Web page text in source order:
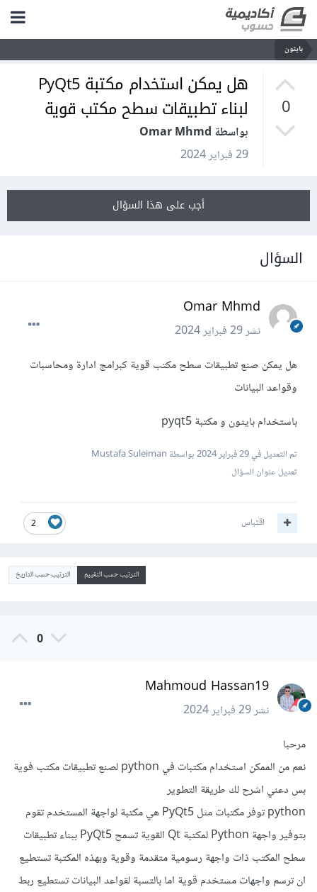
بايثون
0
هل يمكن استخدام مكتبة PyQt5
لبناء تطبيقات سطح مكتب قوية
بواسطة Omar Mhmd
29 فبراير 2024
أجب على هذا السؤال
السؤال
Omar Mhmd
نشر29 فبراير 2024
هل يمكن صنع تطبيقات سطح مكتب قوية كبرامج ادارة ومحاسبات
وقواعد البيانات
باستخدام بايثون و مكتبة pyqt5
تم التعديل في29 فبراير 2024
بواسطة Mustafa Suleiman
تعديل عنوان السؤال
2 اقتباس
الترتيب حسب التقييم الترتيب حسب التاريخ
0
Mahmoud Hassan19
نشر29 فبراير 2024
مرحبا
نعم من الممكن استخدام مكتبات في python لصنع تطبيقات مكتب فوية
بس دعني اشرح لك طريقة التطوير
python توفر مكتبات مثل PyQt5 هي مكتبة لواجهة المستخدم تقوم
بتوفير واجهة Python لمكتبة Qt القوية تسمح PyQt5 ببناء تطبيقات
سطح المكتب ذات واجهة رسومية متقدمة وقوية وبهذه المكتبة تستطيع
ان ترسم واجهات مستخدم قوية اما بالتسبة لقواعد البيانات تستطيع ربط